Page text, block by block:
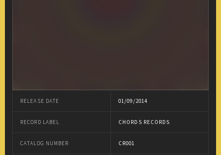
RELEASE DATE 01/09/2014
RECORD LABEL CHORDS RECORDS
CATALOG NUMBER CR001